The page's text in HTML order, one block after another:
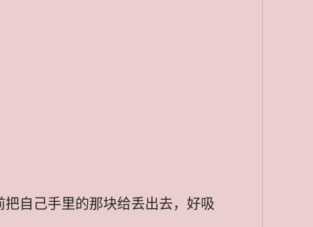
自己手里的那块给丢出去，好吸